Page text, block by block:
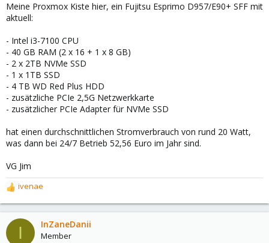
Meine Proxmox Kiste hier, ein Fujitsu Esprimo D957/E90+ SFF mit
aktuell:
- Intel i3-7100 CPU
- 40 GB RAM (2 x 16 + 1 x 8 GB)
- 2 x 2TB NVMe SSD
- 1 x 1TB SSD
- 4 TB WD Red Plus HDD
- zusätzliche PCIe 2,5G Netzwerkkarte
- zusätzlicher PCIe Adapter für NVMe SSD
hat einen durchschnittlichen Stromverbrauch von rund 20 Watt,
was dann bei 24/7 Betrieb 52,56 Euro im Jahr sind.
VG Jim
R
e
a
c
t
ivenae
I InZaneDanii
Member